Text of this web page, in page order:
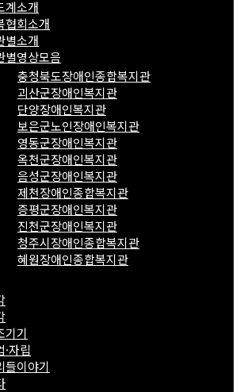
계소개
협회소개
별소개
별영상모음
충청북도장애인종합복지관
괴산군장애인복지관
단양장애인복지관
보은군노인장애인복지관
영동군장애인복지관
옥천군장애인복지관
음성군장애인복지관
제천장애인종합복지관
증평군장애인복지관
진천군장애인복지관
청주시장애인종합복지관
혜원장애인종합복지관
기기
·자립
들이야기